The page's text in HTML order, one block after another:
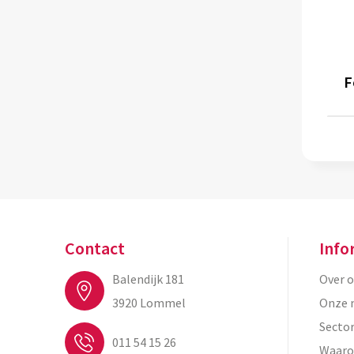
Contact
Balendijk 181
3920 Lommel
011 54 15 26
Over
Onze